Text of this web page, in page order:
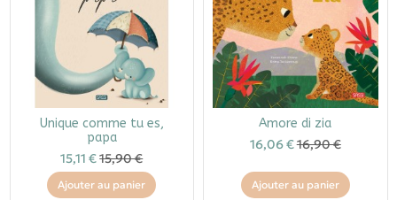
Unique comme tu es,
papa
15,11 €15,90 €
Ajouter au panier
Amore di zia
16,06 €16,90 €
Ajouter au panier